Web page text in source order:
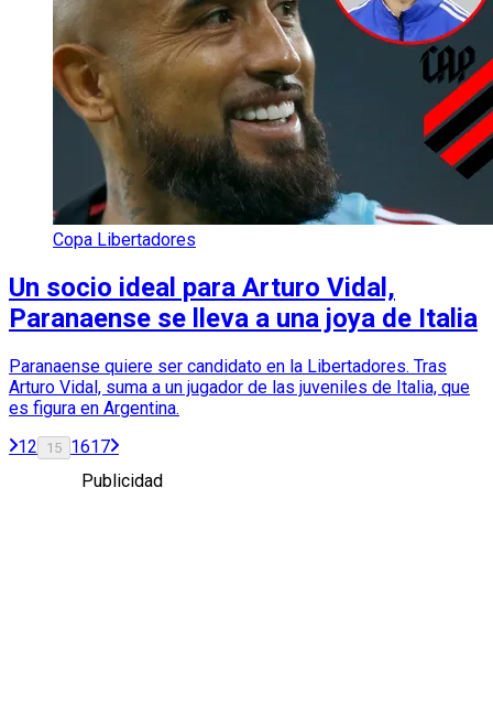
Copa Libertadores
Un socio ideal para Arturo Vidal,
Paranaense se lleva a una joya de Italia
Paranaense quiere ser candidato en la Libertadores. Tras
Arturo Vidal, suma a un jugador de las juveniles de Italia, que
es figura en Argentina.
12 15 1617
Publicidad